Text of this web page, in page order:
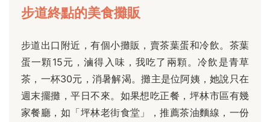
步道終點的美食攤販
步道出口附近，有個小攤販，賣茶葉蛋和冷飲。茶葉
蛋一顆15元，滷得入味，我吃了兩顆。冷飲是青草
茶，一杯30元，消暑解渴。攤主是位阿姨，她說只在
週末擺攤，平日不來。如果想吃正餐，坪林市區有幾
家餐廳，如「坪林老街食堂」，推薦茶油麵線，一份